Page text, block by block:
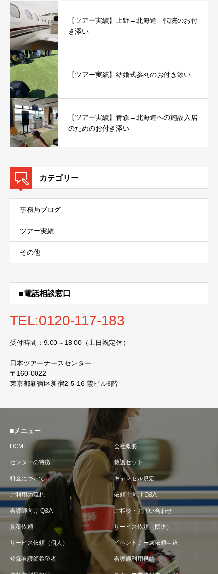
【ツアー実績】上野→北海道 転院のお付
き添い
【ツアー実績】結婚式参列のお付き添い
【ツアー実績】青森→北海道への施設入居
のためのお付き添い
カテゴリー
事務局ブログ
ツアー実績
その他
■電話相談窓口
TEL:0120-117-183
受付時間：9:00～18:00（土日祝定休）
日本ツアーナースセンター
〒160-0022
東京都新宿区新宿2-5-16 霞ビル6階
■メニュー
HOME 会社概要
センターの特徴 救護セット
料金について キャンセル規定
ご利用の流れ 依頼主向け Q&A
看護師向け Q&A ご相談・お問い合わせ
見積依頼 サービス依頼（団体）
サービス依頼（個人） イベントナース依頼申込
登録看護師希望者 看護師利用規約